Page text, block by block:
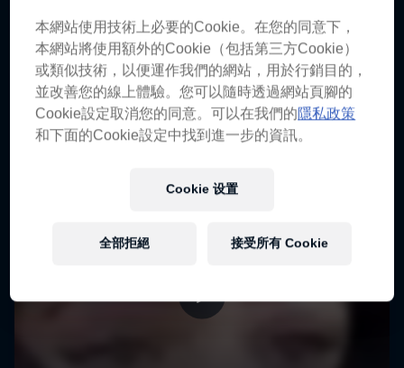
本網站使用技術上必要的Cookie。在您的同意下，
本網站將使用額外的Cookie（包括第三方Cookie）
或類似技術，以便運作我們的網站，用於行銷目的，
並改善您的線上體驗。您可以隨時透過網站頁腳的
Cookie設定取消您的同意。可以在我們的隱私政策
和下面的Cookie設定中找到進一步的資訊。
Cookie 设置
全部拒絕 接受所有 Cookie